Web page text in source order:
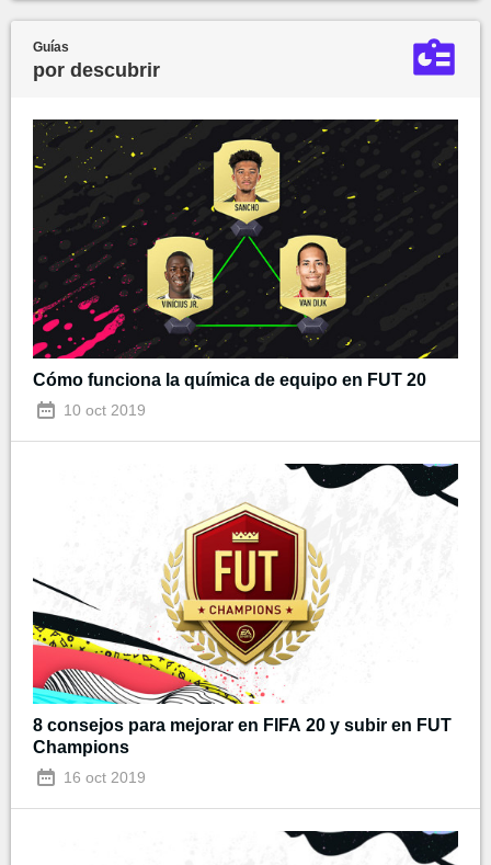
Guías
por descubrir
Cómo funciona la química de equipo en FUT 20
10 oct 2019
8 consejos para mejorar en FIFA 20 y subir en FUT
Champions
16 oct 2019